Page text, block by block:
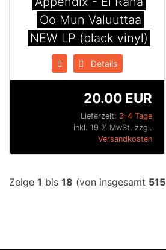
Oo Mun Valuuttaa
NEW LP (black vinyl)
Details
Lieferzeit: 3-4 Tage
20.00 EUR
inkl. 19 % MwSt. zzgl.
Versandkosten
Zeige 1 bis 18 (von insgesamt 515